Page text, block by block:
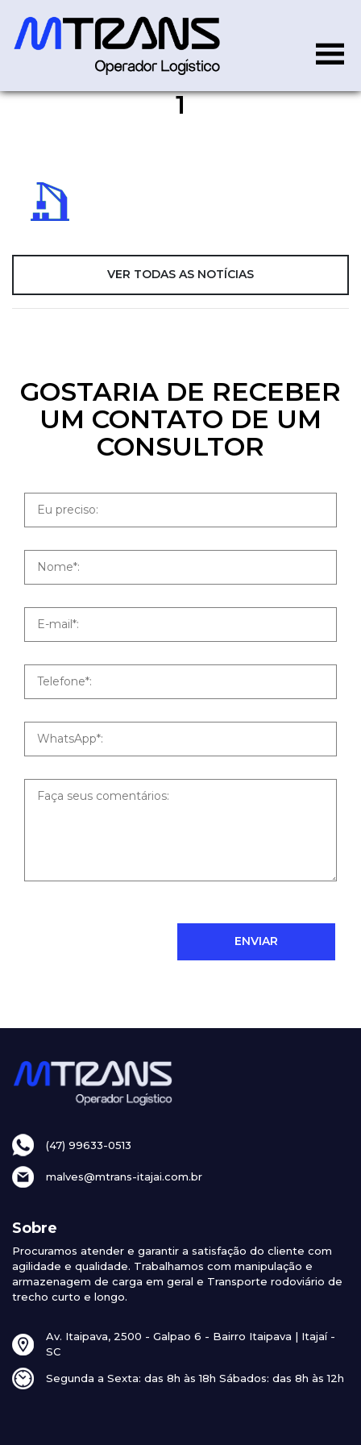
1 1
VER TODAS AS NOTÍCIAS
GOSTARIA DE RECEBER
UM CONTATO DE UM
CONSULTOR
(47) 99633-0513
malves@mtrans-itajai.com.br
Sobre
Procuramos atender e garantir a satisfação do cliente com
agilidade e qualidade. Trabalhamos com manipulação e
armazenagem de carga em geral e Transporte rodoviário de
trecho curto e longo.
Av. Itaipava, 2500 - Galpao 6 - Bairro Itaipava | Itajaí -
SC
Segunda a Sexta: das 8h às 18h Sábados: das 8h às 12h